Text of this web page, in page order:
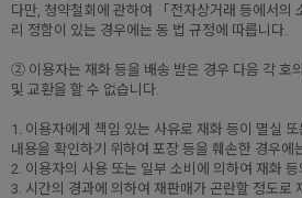
다만, 청약철회에 관하여 「전자상거래 등에서의
리 정함이 있는 경우에는 동 법 규정에 따릅니다.
② 이용자는 재화 등을 배송 받은 경우 다음 각 호
및 교환을 할 수 없습니다.
1. 이용자에게 책임 있는 사유로 재화 등이 멸실
내용을 확인하기 위하여 포장 등을 훼손한 경우에
2. 이용자의 사용 또는 일부 소비에 의하여 재화
3. 시간의 경과에 의하여 재판매가 곤란할 정도로